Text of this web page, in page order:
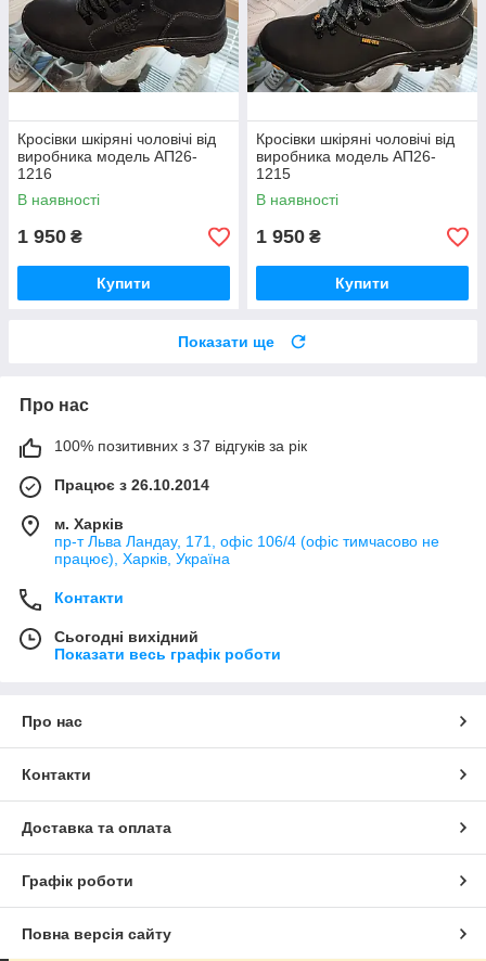
Кросівки шкіряні чоловічі від
виробника модель АП26-
1216
В наявності
1 950 ₴
Купити
Кросівки шкіряні чоловічі від
виробника модель АП26-
1215
В наявності
1 950 ₴
Купити
Показати ще
Про нас
100% позитивних з 37 відгуків за рік
Працює з 26.10.2014
м. Харків
пр-т Льва Ландау, 171, офіс 106/4 (офіс тимчасово не
працює), Харків, Україна
Контакти
Сьогодні вихідний
Показати весь графік роботи
Про нас
Контакти
Доставка та оплата
Графік роботи
Повна версія сайту